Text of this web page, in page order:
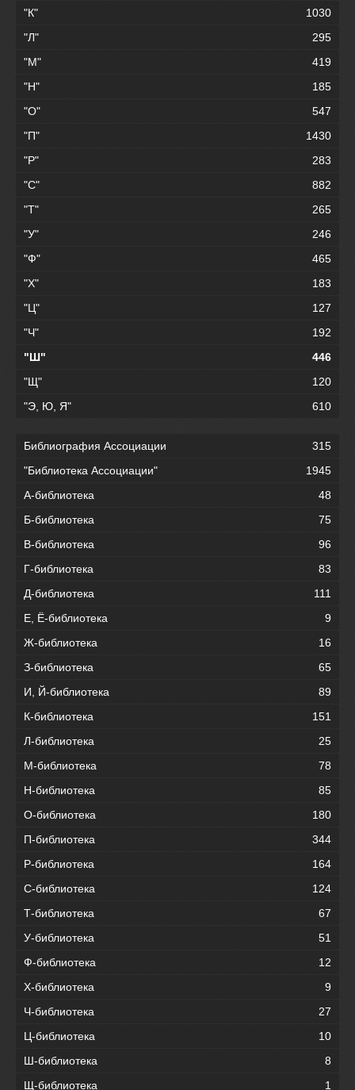
"К"
1030
"Л"
295
"М"
419
"Н"
185
"О"
547
"П"
1430
"Р"
283
"С"
882
"Т"
265
"У"
246
"Ф"
465
"Х"
183
"Ц"
127
"Ч"
192
"Ш"
446
"Щ"
120
"Э, Ю, Я"
610
Библиография Ассоциации
315
"Библиотека Ассоциации"
1945
А-библиотека
48
Б-библиотека
75
В-библиотека
96
Г-библиотека
83
Д-библиотека
111
Е, Ё-библиотека
9
Ж-библиотека
16
З-библиотека
65
И, Й-библиотека
89
К-библиотека
151
Л-библиотека
25
М-библиотека
78
Н-библиотека
85
О-библиотека
180
П-библиотека
344
Р-библиотека
164
С-библиотека
124
Т-библиотека
67
У-библиотека
51
Ф-библиотека
12
Х-библиотека
9
Ч-библиотека
27
Ц-библиотека
10
Ш-библиотека
8
Щ-библиотека
1